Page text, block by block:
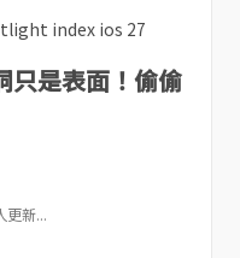
只是表面！偷偷
更新...